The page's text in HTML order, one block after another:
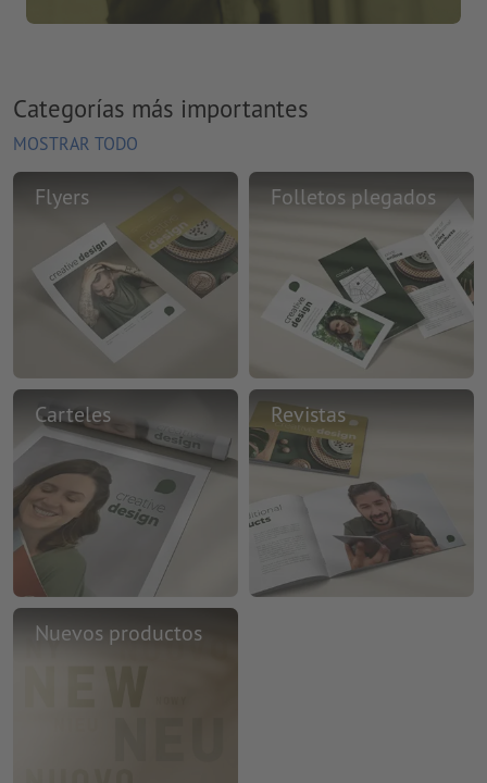
Categorías más importantes
MOSTRAR TODO
Flyers Folletos plegados
Carteles Revistas
Nuevos productos